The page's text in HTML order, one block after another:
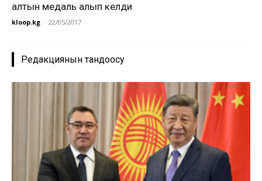
алтын медаль алып келди
kloop.kg - 22/05/2017
Редакциянын тандоосу